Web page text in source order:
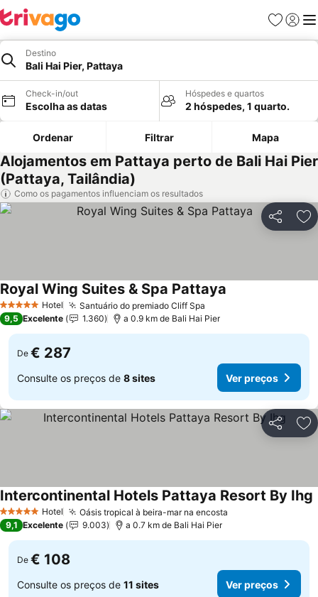
Favoritos
Iniciar
Destino
Bali Hai Pier, Pattaya
Check-in/out
Escolha as datas
Hóspedes e quartos
2 hóspedes, 1 quarto.
Ordenar Filtrar Mapa
Alojamentos em Pattaya perto de Bali Hai Pier
(Pattaya, Tailândia)
Como os pagamentos influenciam os resultados
Partilhar
5 Estrelas Hotel Santuário do premiado Cliff Spa
Royal Wing Suites & Spa Pattaya
9,5 Excelente 1.360 a 0.9 km de Bali Hai Pier
De € 287
Consulte os preços de 8 sites Ver preços
Partilhar
5 Estrelas Hotel Oásis tropical à beira-mar na encosta
Intercontinental Hotels Pattaya Resort By Ihg
9,1 Excelente 9.003 a 0.7 km de Bali Hai Pier
De € 108
Consulte os preços de 11 sites Ver preços